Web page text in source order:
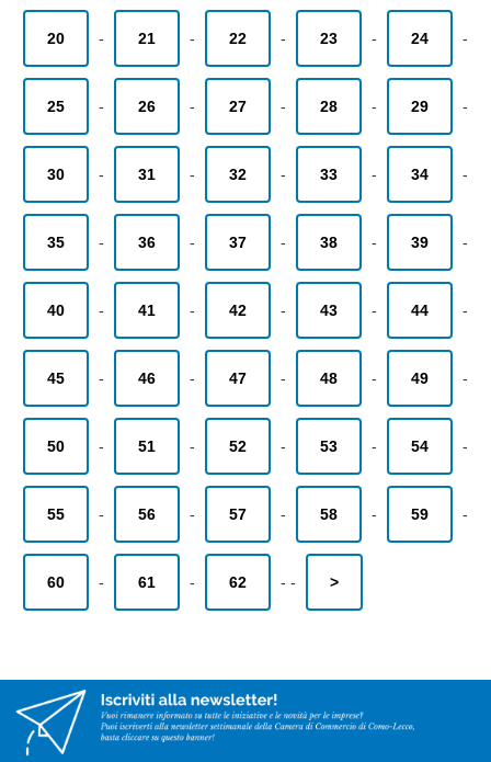
20 - 21 - 22 - 23 - 24 -
25 - 26 - 27 - 28 - 29 -
30 - 31 - 32 - 33 - 34 -
35 - 36 - 37 - 38 - 39 -
40 - 41 - 42 - 43 - 44 -
45 - 46 - 47 - 48 - 49 -
50 - 51 - 52 - 53 - 54 -
55 - 56 - 57 - 58 - 59 -
60 - 61 - 62 - - >